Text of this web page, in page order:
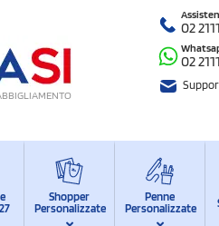
02
02
Shopper
Personalizzate
Penne
Personalizzate